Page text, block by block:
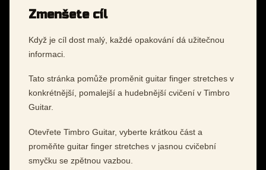
Zmenšete cíl
Když je cíl dost malý, každé opakování dá užitečnou
informaci.
Tato stránka pomůže proměnit guitar finger stretches v
konkrétnější, pomalejší a hudebnější cvičení v Timbro
Guitar.
Otevřete Timbro Guitar, vyberte krátkou část a
proměňte guitar finger stretches v jasnou cvičební
smyčku se zpětnou vazbou.